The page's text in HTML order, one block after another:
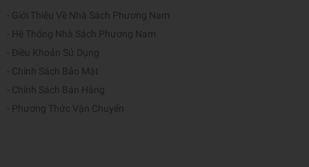
Giới Thiệu Về Nhà Sách Phương Nam
Hệ Thống Nhà Sách Phương Nam
Điều Khoản Sử Dụng
Chính Sách Bảo Mật
Chính Sách Bán Hàng
Phương Thức Vận Chuyển